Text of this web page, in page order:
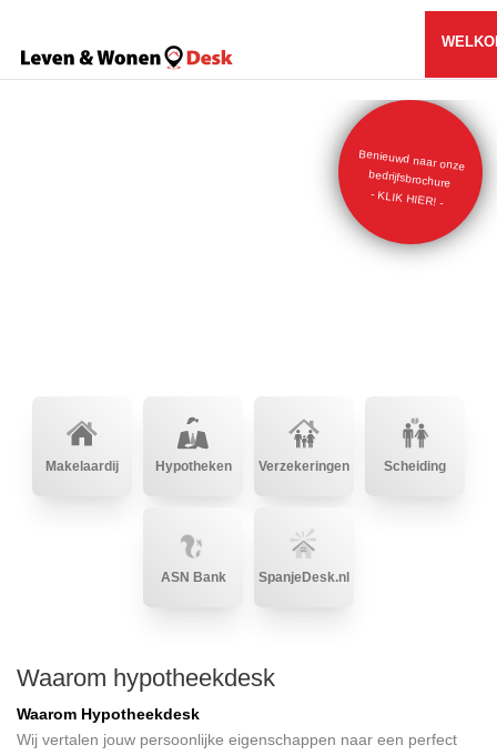
Benieuwd naar onze
bedrijfsbrochure
- KLIK HIER! -
Makelaardij Hypotheken Verzekeringen Scheiding
ASN Bank SpanjeDesk.nl
Waarom hypotheekdesk
Waarom Hypotheekdesk
Wij vertalen jouw persoonlijke eigenschappen naar een perfect